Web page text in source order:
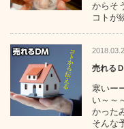
からそ
コトが
売れる
寒いー
い～～
かった
そんな